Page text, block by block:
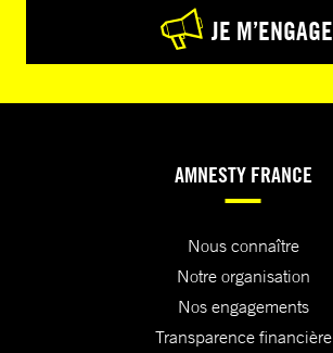
JE M’ENGAGE
AMNESTY FRANCE
Nous connaître
Notre organisation
Nos engagements
Transparence financière